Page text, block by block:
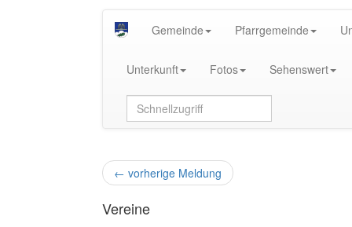
Gemeinde Pfarrgemeinde
Unterkunft Fotos Sehenswert
← vorherige Meldung
Vereine